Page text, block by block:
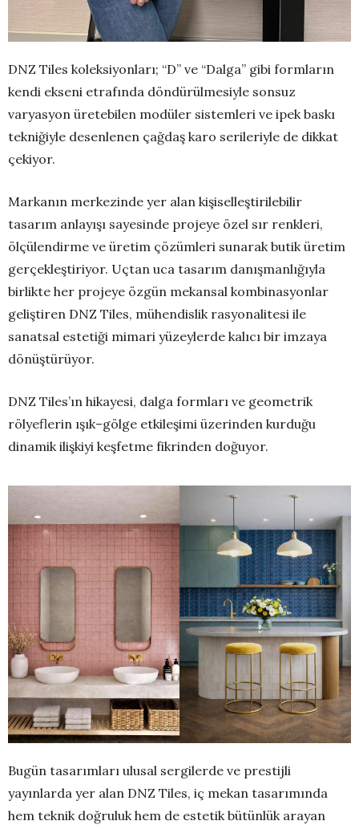
DNZ Tiles koleksiyonları; “D” ve “Dalga” gibi formların
kendi ekseni etrafında döndürülmesiyle sonsuz
varyasyon üretebilen modüler sistemleri ve ipek baskı
tekniğiyle desenlenen çağdaş karo serileriyle de dikkat
çekiyor.
Markanın merkezinde yer alan kişiselleştirilebilir
tasarım anlayışı sayesinde projeye özel sır renkleri,
ölçülendirme ve üretim çözümleri sunarak butik üretim
gerçekleştiriyor. Uçtan uca tasarım danışmanlığıyla
birlikte her projeye özgün mekansal kombinasyonlar
geliştiren DNZ Tiles, mühendislik rasyonalitesi ile
sanatsal estetiği mimari yüzeylerde kalıcı bir imzaya
dönüştürüyor.
DNZ Tiles’ın hikayesi, dalga formları ve geometrik
rölyeflerin ışık–gölge etkileşimi üzerinden kurduğu
dinamik ilişkiyi keşfetme fikrinden doğuyor.
Bugün tasarımları ulusal sergilerde ve prestijli
yayınlarda yer alan DNZ Tiles, iç mekan tasarımında
hem teknik doğruluk hem de estetik bütünlük arayan